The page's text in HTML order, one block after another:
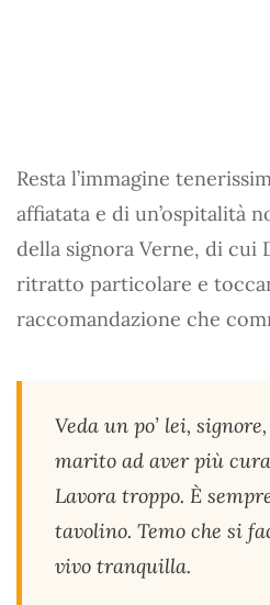
Resta l’immagine
affiatata e di un’ospitalità
della signora Verne, di cui
ritratto particolare e
raccomandazione che
Veda un po’ lei,
marito ad aver più
Lavora troppo. È
tavolino. Temo che si
vivo tranquilla.